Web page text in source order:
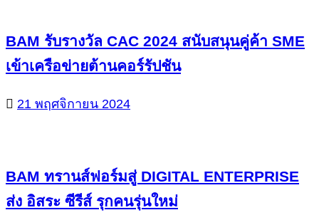
BAM รับรางวัล CAC 2024 สนับสนุนคู่ค้า SME
เข้าเครือข่ายต้านคอร์รัปชัน
21 พฤศจิกายน 2024
BAM ทรานส์ฟอร์มสู่ DIGITAL ENTERPRISE
ส่ง อิสระ ซีรีส์ รุกคนรุ่นใหม่